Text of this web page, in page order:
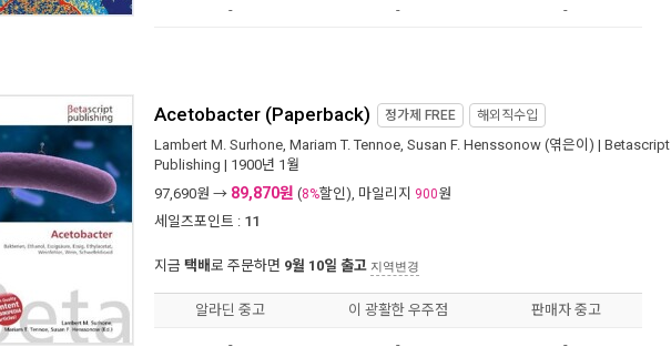
- - -
Acetobacter (Paperback) 정가제 FREE 해외직수입
Lambert M. Surhone, Mariam T. Tennoe, Susan F. Henssonow (엮은이) | Betascript
Publishing | 1900년 1월
97,690원 → 89,870원 (8%할인), 마일리지 900원
세일즈포인트 : 11
지금 택배로 주문하면 9월 10일 출고 지역변경
알라딘 중고 이 광활한 우주점 판매자 중고
- - -